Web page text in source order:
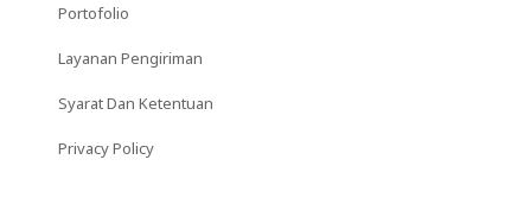
Portofolio
Layanan Pengiriman
Syarat Dan Ketentuan
Privacy Policy